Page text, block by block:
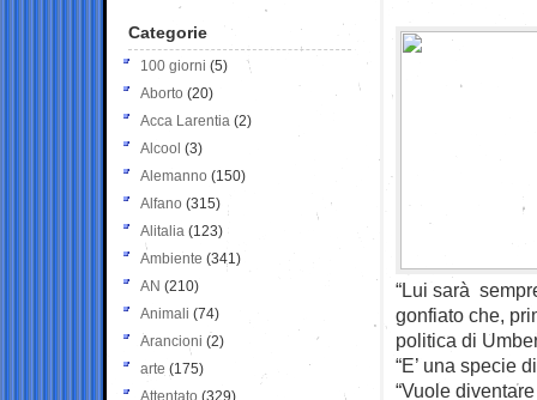
“Lui sarà
gonfiato che,
politica di
“E’ una specie
“Vuole
Categorie
100 giorni (5)
Aborto (20)
Acca Larentia (2)
Alcool (3)
Alemanno (150)
Alfano (315)
Alitalia (123)
Ambiente (341)
AN (210)
Animali (74)
Arancioni (2)
arte (175)
Attentato (329)